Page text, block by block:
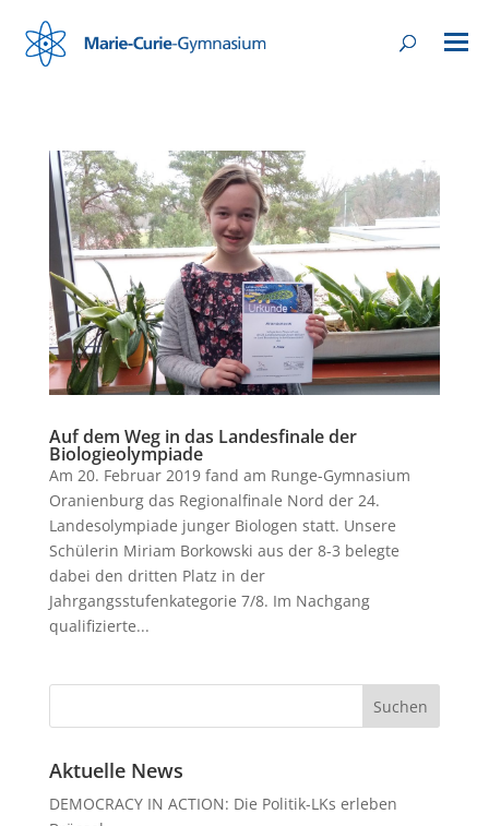
Auf dem Weg in das Landesfinale der
Biologieolympiade
Am 20. Februar 2019 fand am Runge-Gymnasium
Oranienburg das Regionalfinale Nord der 24.
Landesolympiade junger Biologen statt. Unsere
Schülerin Miriam Borkowski aus der 8-3 belegte
dabei den dritten Platz in der
Jahrgangsstufenkategorie 7/8. Im Nachgang
qualifizierte...
Aktuelle News
DEMOCRACY IN ACTION: Die Politik-LKs erleben